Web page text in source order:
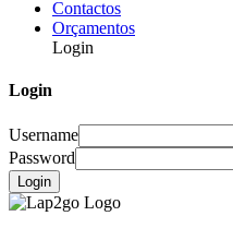
Contactos
Orçamentos
Login
Login
Username
Password
Login